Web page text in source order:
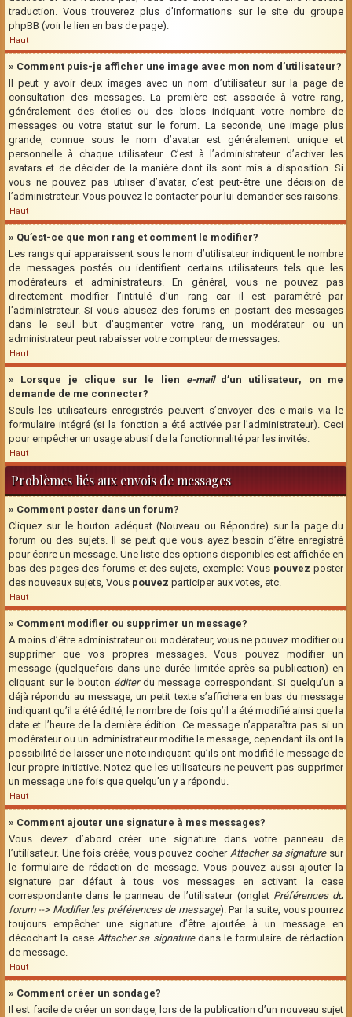
traduction. Vous trouverez plus d’informations sur le site du groupe
phpBB (voir le lien en bas de page).
Haut
» Comment puis-je afficher une image avec mon nom d’utilisateur?
Il peut y avoir deux images avec un nom d’utilisateur sur la page de
consultation des messages. La première est associée à votre rang,
généralement des étoiles ou des blocs indiquant votre nombre de
messages ou votre statut sur le forum. La seconde, une image plus
grande, connue sous le nom d’avatar est généralement unique et
personnelle à chaque utilisateur. C’est à l’administrateur d’activer les
avatars et de décider de la manière dont ils sont mis à disposition. Si
vous ne pouvez pas utiliser d’avatar, c’est peut-être une décision de
l’administrateur. Vous pouvez le contacter pour lui demander ses raisons.
Haut
» Qu’est-ce que mon rang et comment le modifier?
Les rangs qui apparaissent sous le nom d’utilisateur indiquent le nombre
de messages postés ou identifient certains utilisateurs tels que les
modérateurs et administrateurs. En général, vous ne pouvez pas
directement modifier l’intitulé d’un rang car il est paramétré par
l’administrateur. Si vous abusez des forums en postant des messages
dans le seul but d’augmenter votre rang, un modérateur ou un
administrateur peut rabaisser votre compteur de messages.
Haut
» Lorsque je clique sur le lien e-maild’un utilisateur, on me
demande de me connecter?
Seuls les utilisateurs enregistrés peuvent s’envoyer des e-mails via le
formulaire intégré (si la fonction a été activée par l’administrateur). Ceci
pour empêcher un usage abusif de la fonctionnalité par les invités.
Haut
Problèmes liés aux envois de messages
» Comment poster dans un forum?
Cliquez sur le bouton adéquat (Nouveau ou Répondre) sur la page du
forum ou des sujets. Il se peut que vous ayez besoin d’être enregistré
pour écrire un message. Une liste des options disponibles est affichée en
bas des pages des forums et des sujets, exemple: Vous pouvez poster
des nouveaux sujets, Vous pouvez participer aux votes, etc.
Haut
» Comment modifier ou supprimer un message?
A moins d’être administrateur ou modérateur, vous ne pouvez modifier ou
supprimer que vos propres messages. Vous pouvez modifier un
message (quelquefois dans une durée limitée après sa publication) en
cliquant sur le bouton éditerdu message correspondant. Si quelqu’un a
déjà répondu au message, un petit texte s’affichera en bas du message
indiquant qu’il a été édité, le nombre de fois qu’il a été modifié ainsi que la
date et l’heure de la dernière édition. Ce message n’apparaîtra pas si un
modérateur ou un administrateur modifie le message, cependant ils ont la
possibilité de laisser une note indiquant qu’ils ont modifié le message de
leur propre initiative. Notez que les utilisateurs ne peuvent pas supprimer
un message une fois que quelqu’un y a répondu.
Haut
» Comment ajouter une signature à mes messages?
Vous devez d’abord créer une signature dans votre panneau de
l’utilisateur. Une fois créée, vous pouvez cocher Attacher sa signaturesur
le formulaire de rédaction de message. Vous pouvez aussi ajouter la
signature par défaut à tous vos messages en activant la case
correspondante dans le panneau de l’utilisateur (onglet Préférences du
forum --> Modifier les préférences de message). Par la suite, vous pourrez
toujours empêcher une signature d’être ajoutée à un message en
décochant la case Attacher sa signaturedans le formulaire de rédaction
de message.
Haut
» Comment créer un sondage?
Il est facile de créer un sondage, lors de la publication d’un nouveau sujet